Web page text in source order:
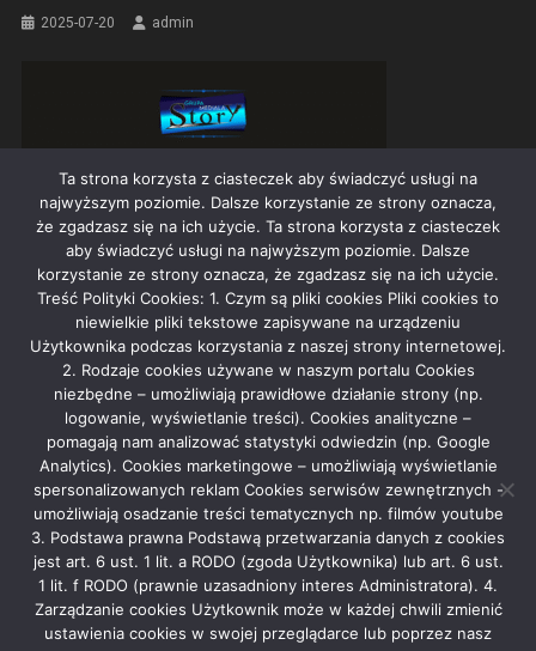
2025-07-20 admin
NAJLEPIEJ I NAJGORZEJ WYGLĄDAJĄCE GWIAZDY W POLSCE
2025-07-09 admin
Rekla­ma
Ta strona korzysta z ciasteczek aby świadczyć usługi na
najwyższym poziomie. Dalsze korzystanie ze strony oznacza,
że zgadzasz się na ich użycie. Ta strona korzysta z ciasteczek
aby świadczyć usługi na najwyższym poziomie. Dalsze
korzystanie ze strony oznacza, że zgadzasz się na ich użycie.
Treść Polityki Cookies: 1. Czym są pliki cookies Pliki cookies to
niewielkie pliki tekstowe zapisywane na urządzeniu
Użytkownika podczas korzystania z naszej strony internetowej.
2. Rodzaje cookies używane w naszym portalu Cookies
niezbędne – umożliwiają prawidłowe działanie strony (np.
logowanie, wyświetlanie treści). Cookies analityczne –
pomagają nam analizować statystyki odwiedzin (np. Google
Analytics). Cookies marketingowe – umożliwiają wyświetlanie
spersonalizowanych reklam Cookies serwisów zewnętrznych -
umożliwiają osadzanie treści tematycznych np. filmów youtube
3. Podstawa prawna Podstawą przetwarzania danych z cookies
jest art. 6 ust. 1 lit. a RODO (zgoda Użytkownika) lub art. 6 ust.
1 lit. f RODO (prawnie uzasadniony interes Administratora). 4.
Zarządzanie cookies Użytkownik może w każdej chwili zmienić
ustawienia cookies w swojej przeglądarce lub poprzez nasz